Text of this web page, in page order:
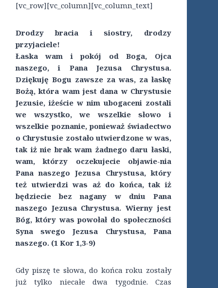
[vc_row][vc_column][vc_column_text]
Drodzy bracia i siostry, drodzy
przyjaciele!
Łaska wam i pokój od Boga, Ojca
naszego, i Pana Jezusa Chrystusa.
Dziękuję Bogu zawsze za was, za łaskę
Bożą, która wam jest dana w Chrystusie
Jezusie, iżeście w nim ubogaceni zostali
we wszystko, we wszelkie słowo i
wszelkie poznanie, ponieważ świadectwo
o Chrystusie zostało utwierdzone w was,
tak iż nie brak wam żadnego daru łaski,
wam, którzy oczekujecie objawie-nia
Pana naszego Jezusa Chrystusa, który
też utwierdzi was aż do końca, tak iż
będziecie bez nagany w dniu Pana
naszego Jezusa Chrystusa. Wierny jest
Bóg, który was powołał do społeczności
Syna swego Jezusa Chrystusa, Pana
naszego. (1 Kor 1,3-9)
Gdy piszę te słowa, do końca roku zostały
już tylko niecałe dwa tygodnie. Czas